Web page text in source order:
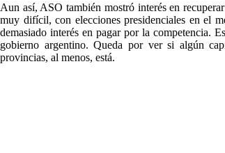
Aun así, ASO también mostró interés en
muy difícil, con elecciones presidenciales en el
demasiado interés en pagar por la competencia.
gobierno argentino. Queda por ver si algún
provincias, al menos, está.